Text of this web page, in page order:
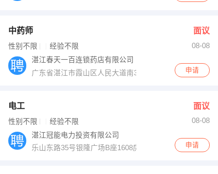
中药师 面议
性别不限 经验不限
08-08
湛江春天一百连锁药店有限公司
广东省湛江市霞山区人民大道南31号
申请
电工 面议
性别不限 经验不限
08-08
湛江冠能电力投资有限公司
乐山东路35号银隆广场B座1608房
申请